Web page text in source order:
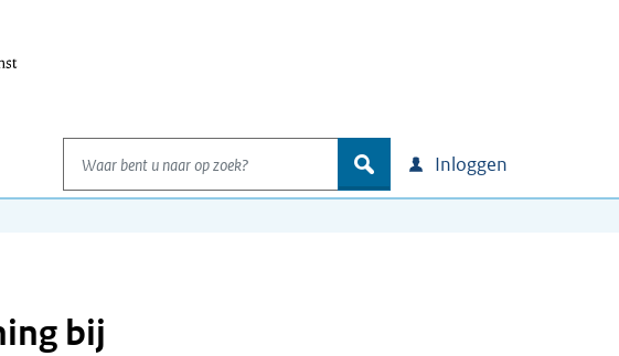
Waar bent u naar op zoek?
zoek Inloggen
bij